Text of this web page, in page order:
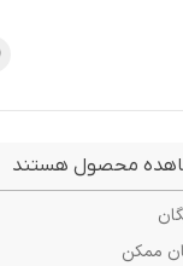
محصول هستند
ممکن